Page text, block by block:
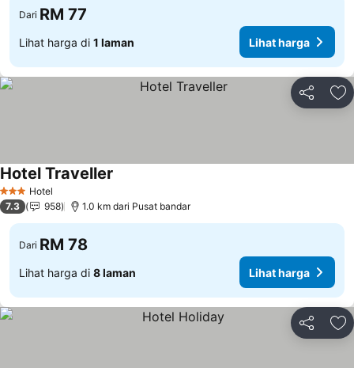
Dari RM 77
Lihat harga di 1 laman Lihat harga
Kongsi
3 BintangHotel
Hotel Traveller
7.3 958 1.0 km dari Pusat bandar
Dari RM 78
Lihat harga di 8 laman Lihat harga
Kongsi